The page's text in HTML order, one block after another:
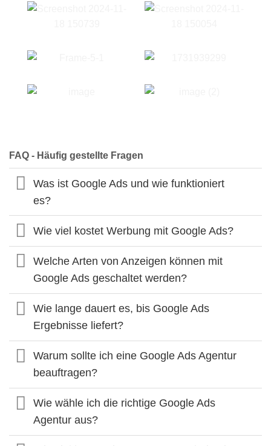
FAQ - Häufig gestellte Fragen
Was ist Google Ads und wie funktioniert
es?
Wie viel kostet Werbung mit Google Ads?
Welche Arten von Anzeigen können mit
Google Ads geschaltet werden?
Wie lange dauert es, bis Google Ads
Ergebnisse liefert?
Warum sollte ich eine Google Ads Agentur
beauftragen?
Wie wähle ich die richtige Google Ads
Agentur aus?